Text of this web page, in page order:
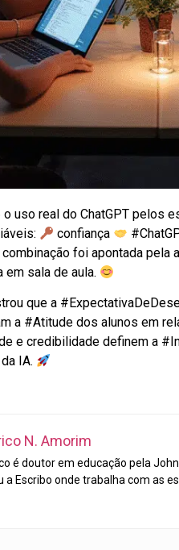
uso real do ChatGPT pelos
confiança
foi apontada pela
em sala de aula.
que a
a #Atitude dos alunos em
e credibilidade definem a
IA.
N. Amorim
é doutor em educação pela
a Escribo onde trabalha com as